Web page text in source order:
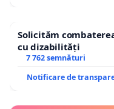
Solicităm
cu dizabilități
7 762 semnături
Notificare de